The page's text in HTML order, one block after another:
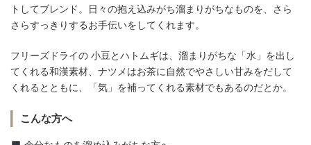
トしてブレンド。日々の抱え込みがち溜まりがちなものを、さら
さらすっきりするお手伝いをしてくれます。
フリーズドライの 小豆とハトムギは、溜まりがちな「水」を出し
てくれる和漢素材、ナツメはお茶に自然でやさしい甘みをだして
くれるとともに、「気」を補ってくれる素材でもあるのだとか。
こんな方へ